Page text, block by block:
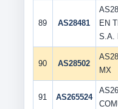
89 AS28481
EN
S.A.
90 AS28502
MX
91 AS265524